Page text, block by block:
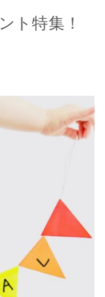
ト特集！